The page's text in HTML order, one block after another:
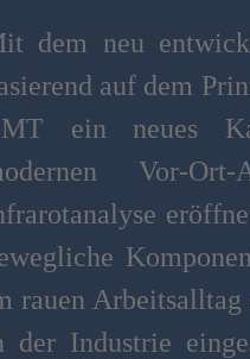
dem neu
auf dem
ein neues
Vor-
rauen
der Industrie